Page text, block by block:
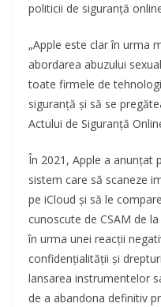
politicii de siguranță
„Apple este clar în urma
abordarea abuzului
toate firmele de
siguranță și să se
Actului de Siguranță
În 2021, Apple a anunțat
sistem care să scaneze
pe iCloud și să le
cunoscute de CSAM de
în urma unei reacții
confidențialității și
lansarea instrumentelor
de a abandona definitiv